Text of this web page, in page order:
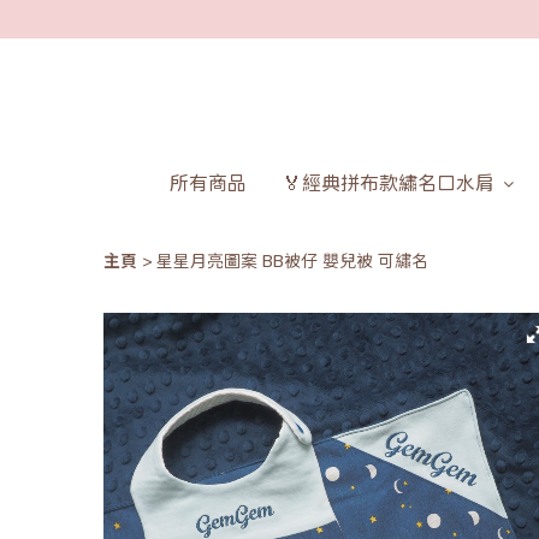
所有商品 🏅經典拼布款繡名口水肩
主頁 星星月亮圖案 BB被仔 嬰兒被 可繡名